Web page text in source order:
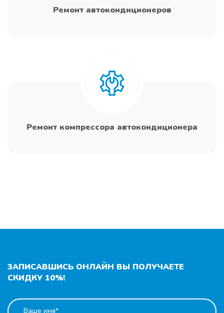
Ремонт автокондиционеров
Ремонт компрессора автокондиционера
ЗАПИСАВШИСЬ ОНЛАЙН ВЫ ПОЛУЧАЕТЕ
СКИДКУ 10%!